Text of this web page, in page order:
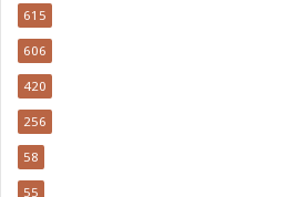
615
606
420
256
58